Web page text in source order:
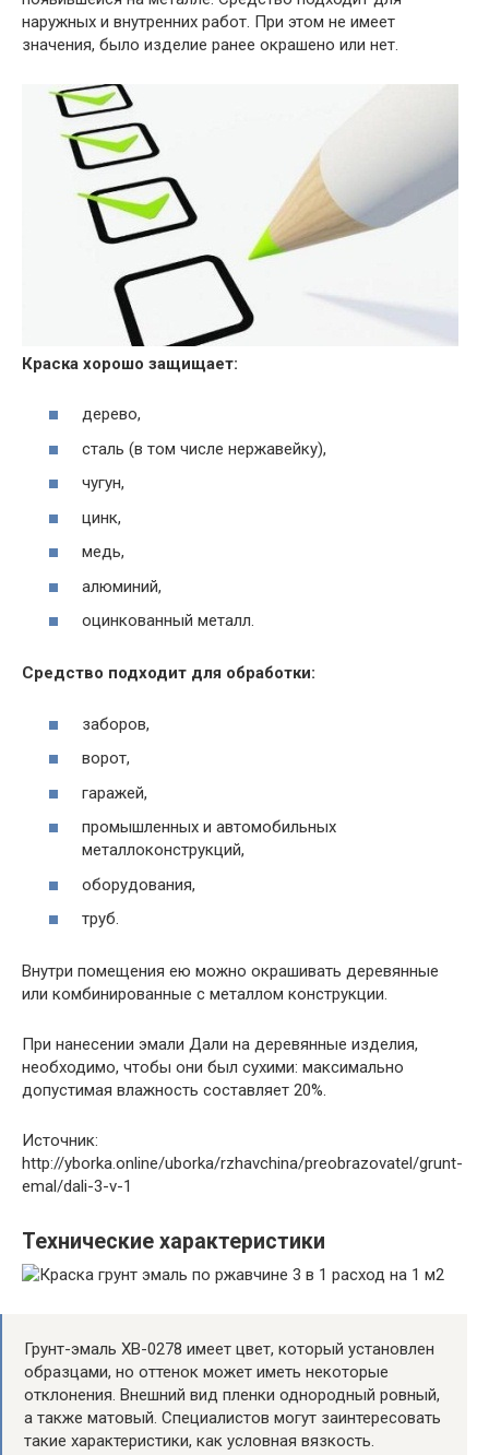
наружных и внутренних работ. При этом не имеет
значения, было изделие ранее окрашено или нет.
Краска хорошо защищает:
дерево,
сталь (в том числе нержавейку),
чугун,
цинк,
медь,
алюминий,
оцинкованный металл.
Средство подходит для обработки:
заборов,
ворот,
гаражей,
промышленных и автомобильных
металлоконструкций,
оборудования,
труб.
Внутри помещения ею можно окрашивать деревянные
или комбинированные с металлом конструкции.
При нанесении эмали Дали на деревянные изделия,
необходимо, чтобы они был сухими: максимально
допустимая влажность составляет 20%.
Источник:
http://yborka.online/uborka/rzhavchina/preobrazovatel/grunt-
emal/dali-3-v-1
Технические характеристики
Грунт-эмаль ХВ-0278 имеет цвет, который установлен
образцами, но оттенок может иметь некоторые
отклонения. Внешний вид пленки однородный ровный,
а также матовый. Специалистов могут заинтересовать
такие характеристики, как условная вязкость.